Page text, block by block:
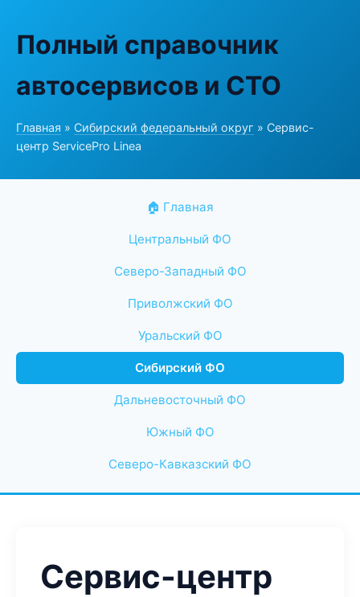
Полный справочник
автосервисов и СТО
Главная » Сибирский федеральный округ » Сервис-
центр ServicePro Linea
🏠 Главная
Центральный ФО
Северо-Западный ФО
Приволжский ФО
Уральский ФО
Сибирский ФО
Дальневосточный ФО
Южный ФО
Северо-Кавказский ФО
Сервис-центр